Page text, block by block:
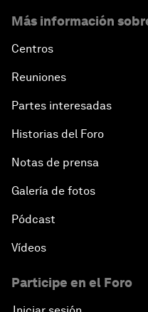
Más información
Centros
Reuniones
Partes interesadas
Historias del Foro
Notas de prensa
Galería de fotos
Pódcast
Vídeos
Participe en el Foro